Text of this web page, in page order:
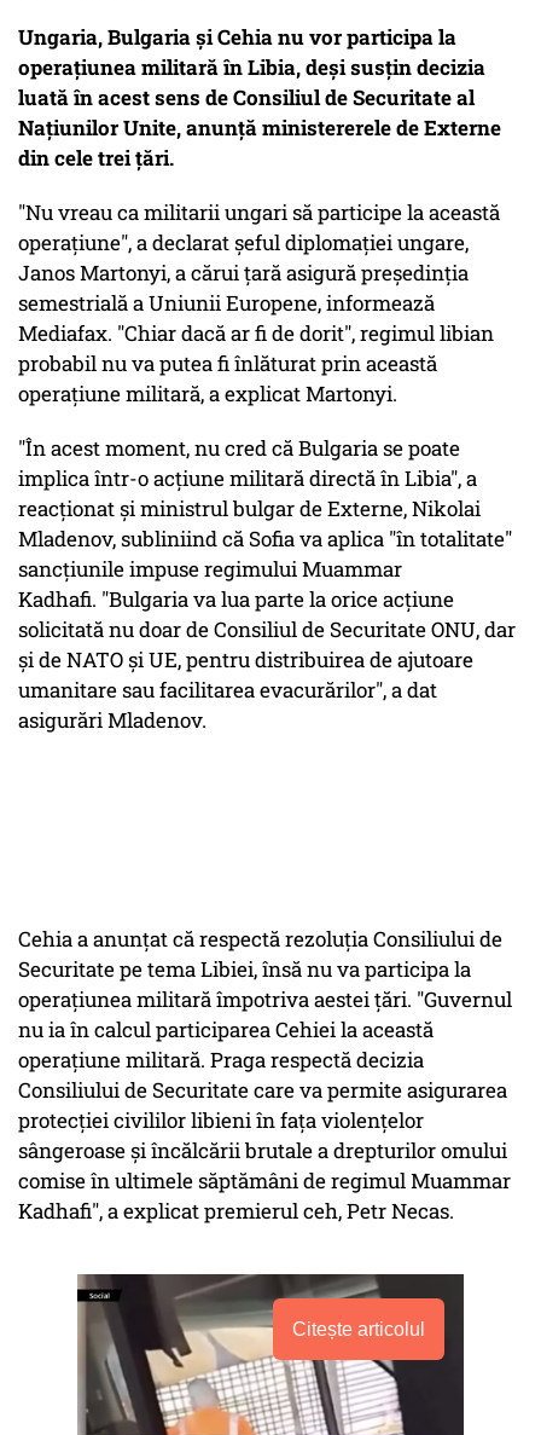
Ungaria, Bulgaria şi Cehia nu vor participa la
operaţiunea militară în Libia, deşi susţin decizia
luată în acest sens de Consiliul de Securitate al
Naţiunilor Unite, anunţă ministererele de Externe
din cele trei ţări.
"Nu vreau ca militarii ungari să participe la această
operaţiune", a declarat şeful diplomaţiei ungare,
Janos Martonyi, a cărui ţară asigură preşedinţia
semestrială a Uniunii Europene, informează
Mediafax. "Chiar dacă ar fi de dorit", regimul libian
probabil nu va putea fi înlăturat prin această
operaţiune militară, a explicat Martonyi.
"În acest moment, nu cred că Bulgaria se poate
implica într-o acţiune militară directă în Libia", a
reacţionat şi ministrul bulgar de Externe, Nikolai
Mladenov, subliniind că Sofia va aplica "în totalitate"
sancţiunile impuse regimului Muammar
Kadhafi. "Bulgaria va lua parte la orice acţiune
solicitată nu doar de Consiliul de Securitate ONU, dar
şi de NATO şi UE, pentru distribuirea de ajutoare
umanitare sau facilitarea evacurărilor", a dat
asigurări Mladenov.
Cehia a anunţat că respectă rezoluţia Consiliului de
Securitate pe tema Libiei, însă nu va participa la
operaţiunea militară împotriva aestei ţări. "Guvernul
nu ia în calcul participarea Cehiei la această
operaţiune militară. Praga respectă decizia
Consiliului de Securitate care va permite asigurarea
protecţiei civililor libieni în faţa violenţelor
sângeroase şi încălcării brutale a drepturilor omului
comise în ultimele săptămâni de regimul Muammar
Kadhafi", a explicat premierul ceh, Petr Necas.
Citește articolul